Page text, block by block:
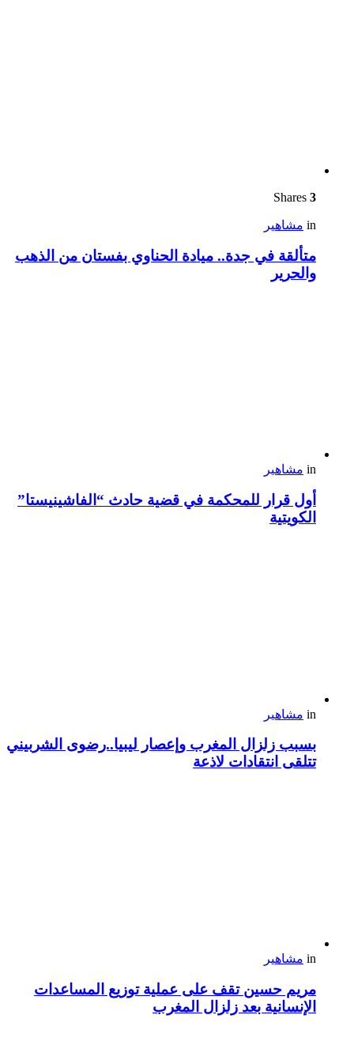
3
in مشاهير
متألقة في جدة.. ميادة الحناوي بفستان من الذهب
والحرير
in مشاهير
أول قرار للمحكمة في قضية حادث “الفاشينيستا”
الكويتية
in مشاهير
بسبب زلزال المغرب وإعصار ليبيا..رضوى الشربيني
تتلقى انتقادات لاذعة
in مشاهير
مريم حسين تقف على عملية توزيع المساعدات
الإنسانية بعد زلزال المغرب